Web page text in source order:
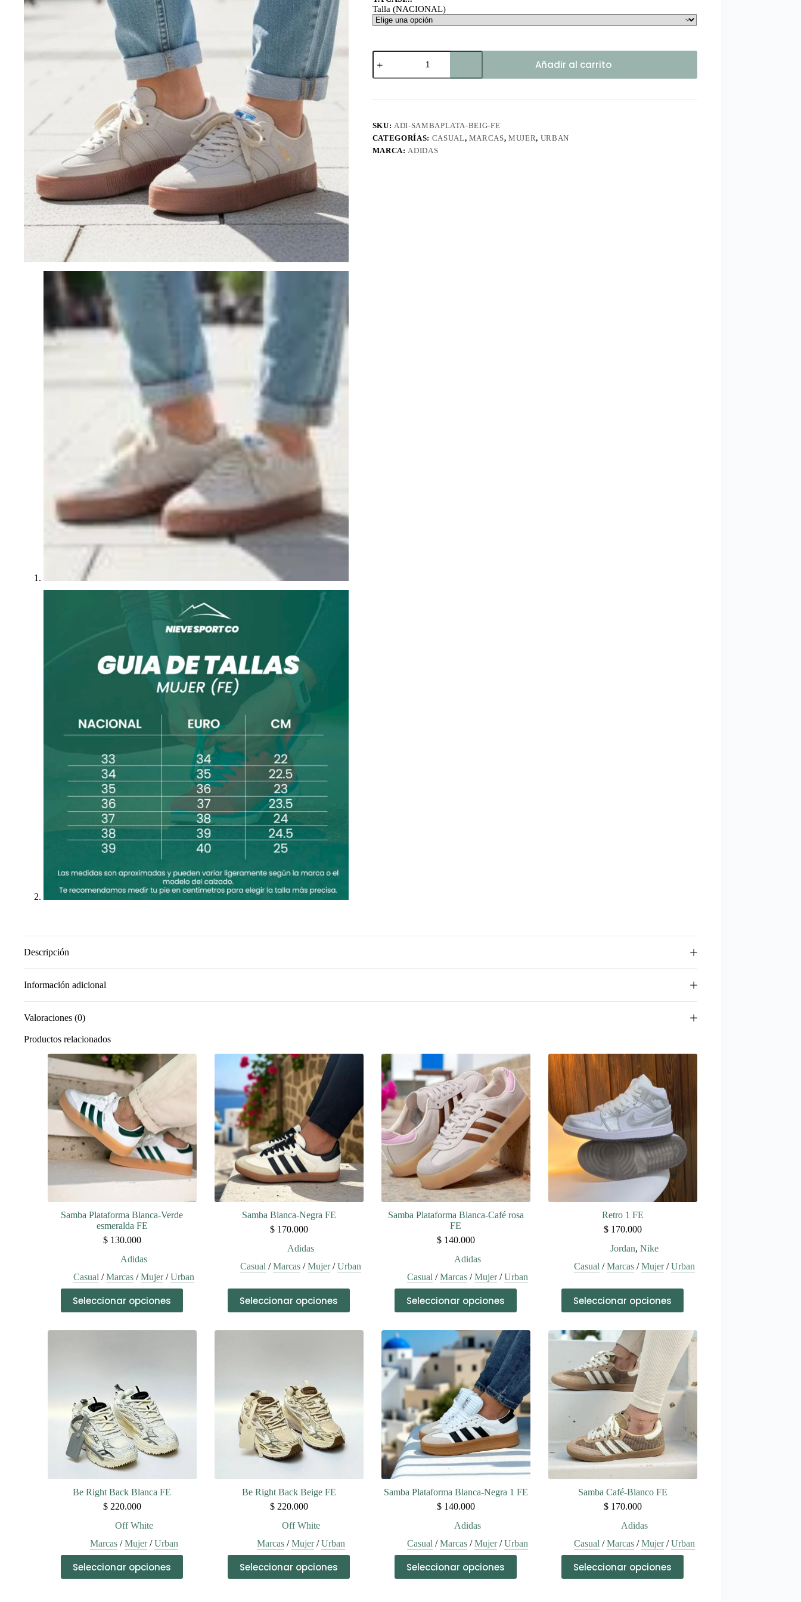
Talla (NACIONAL)
Samba
Plataforma
Beige
Añadir al carrito
SKU:ADI-SAMBAPLATA-BEIG-FE
CATEGORÍAS: CASUAL, MARCAS,MUJER, URBAN
MARCA:ADIDAS
Descripción
Información adicional
Valoraciones (0)
Productos relacionados
Samba Plataforma Blanca-Verde
esmeralda FE
$130.000
Adidas
Casual /Marcas /Mujer/Urban
Seleccionar opciones
producto
tiene
elegir
en
la
página
de
producto
Samba Blanca-Negra FE
$170.000
Adidas
Casual /Marcas /Mujer/Urban
Seleccionar opciones
producto
tiene
pueden
elegir
en
la
página
de
producto
Samba Plataforma Blanca-Café rosa
FE
$140.000
Adidas
Casual /Marcas /Mujer/Urban
Seleccionar opciones
producto
tiene
variantes.
Las
opciones
se
pueden
elegir
en
la
página
de
producto
Retro 1 FE
$170.000
Jordan,Nike
Casual /Marcas /Mujer/Urban
Seleccionar opciones
producto
tiene
variantes.
Las
opciones
se
pueden
elegir
la
página
de
producto
Be Right Back Blanca FE
$220.000
Off White
Marcas/Mujer/Urban
Seleccionar opciones
producto
tiene
Be Right Back Beige FE
$220.000
Off White
Marcas/Mujer/Urban
Seleccionar opciones
producto
tiene
Samba Plataforma Blanca-Negra 1 FE
$140.000
Adidas
Casual /Marcas /Mujer/Urban
Seleccionar opciones
producto
tiene
Samba Café-Blanco FE
$170.000
Adidas
Casual /Marcas /Mujer/Urban
Seleccionar opciones
producto
tiene